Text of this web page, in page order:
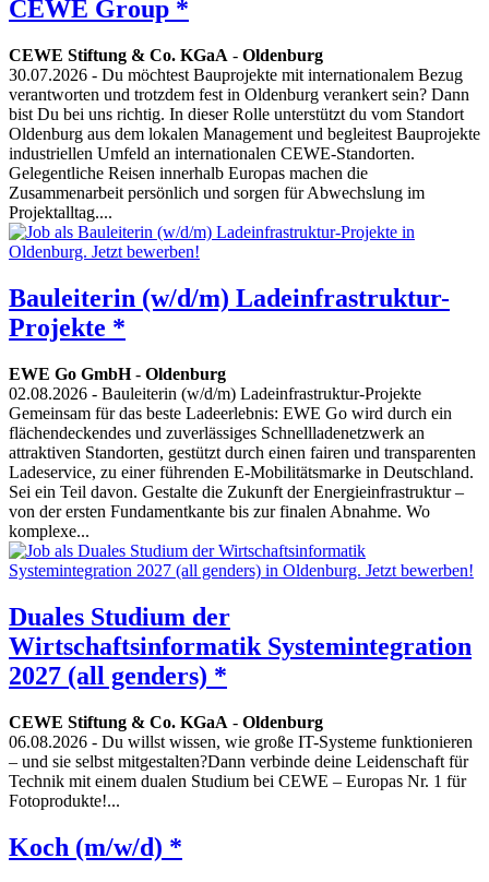
CEWE Group *
CEWE Stiftung & Co. KGaA - Oldenburg
30.07.2026 - Du möchtest Bauprojekte mit internationalem Bezug
verantworten und trotzdem fest in Oldenburg verankert sein? Dann
bist Du bei uns richtig. In dieser Rolle unterstützt du vom Standort
Oldenburg aus dem lokalen Management und begleitest Bauprojekte
industriellen Umfeld an internationalen CEWE‑Standorten.
Gelegentliche Reisen innerhalb Europas machen die
Zusammenarbeit persönlich und sorgen für Abwechslung im
Projektalltag....
Bauleiterin (w/d/m) Ladeinfrastruktur-
Projekte *
EWE Go GmbH- Oldenburg
02.08.2026 - Bauleiterin (w/d/m) Ladeinfrastruktur-Projekte
Gemeinsam für das beste Ladeerlebnis: EWE Go wird durch ein
flächendeckendes und zuverlässiges Schnellladenetzwerk an
attraktiven Standorten, gestützt durch einen fairen und transparenten
Ladeservice, zu einer führenden E-Mobilitätsmarke in Deutschland.
Sei ein Teil davon. Gestalte die Zukunft der Energieinfrastruktur –
von der ersten Fundamentkante bis zur finalen Abnahme. Wo
komplexe...
Duales Studium der
Wirtschaftsinformatik Systemintegration
2027 (all genders) *
CEWE Stiftung & Co. KGaA - Oldenburg
06.08.2026 - Du willst wissen, wie große IT-Systeme funktionieren
– und sie selbst mitgestalten?Dann verbinde deine Leidenschaft für
Technik mit einem dualen Studium bei CEWE – Europas Nr. 1 für
Fotoprodukte!...
Koch (m/w/d) *